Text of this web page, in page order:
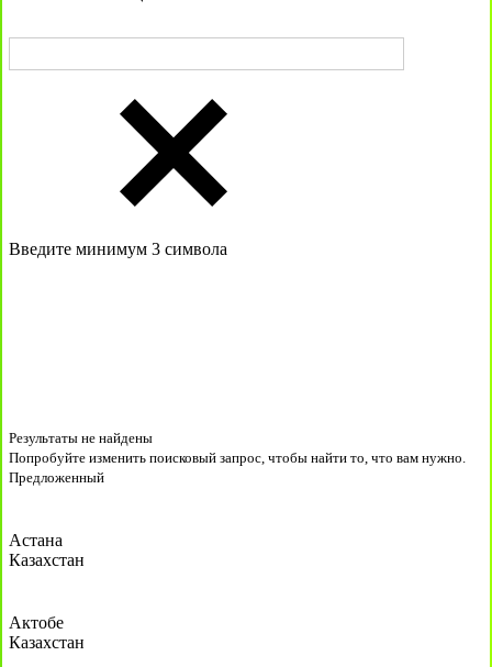
Введите минимум 3 символа
Результаты не найдены
Попробуйте изменить поисковый запрос, чтобы найти то, что вам нужно.
Предложенный
Астана
Казахстан
Актобе
Казахстан